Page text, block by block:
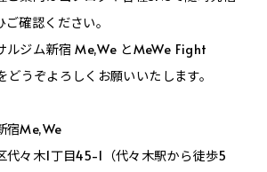
確認ください。
ルジム新宿 Me,We とMeWe Fight
うぞよろしくお願いいたします。
宿Me,We
代々木1丁目45-1（代々木駅から徒歩5